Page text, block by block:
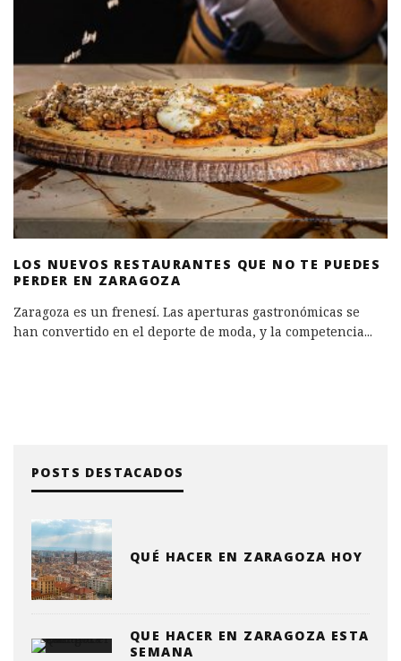
LOS NUEVOS RESTAURANTES QUE NO TE PUEDES
PERDER EN ZARAGOZA
Zaragoza es un frenesí. Las aperturas gastronómicas se
han convertido en el deporte de moda, y la competencia...
POSTS DESTACADOS
QUÉ HACER EN ZARAGOZA HOY
QUE HACER EN ZARAGOZA ESTA
SEMANA